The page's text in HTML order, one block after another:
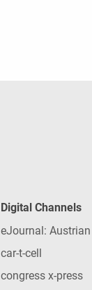
Digital Channels
eJournal:
car-t-cell
congress x-press